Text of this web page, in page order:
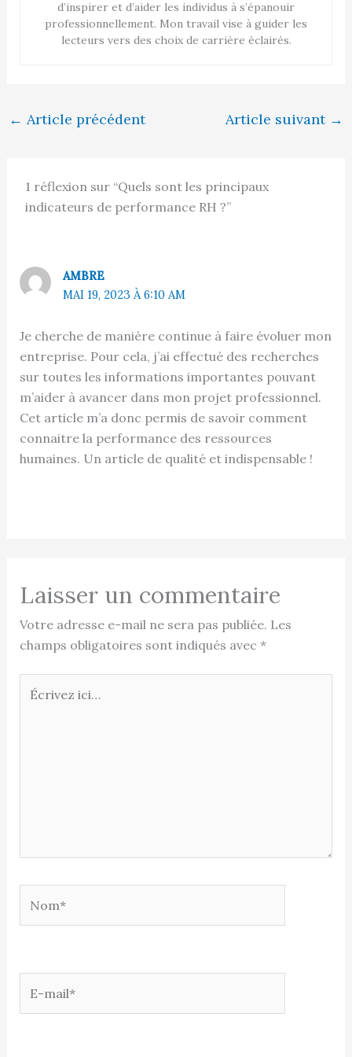
d’inspirer et d’aider les individus à s’épanouir
professionnellement. Mon travail vise à guider les
lecteurs vers des choix de carrière éclairés.
← Article précédent Article suivant →
1 réflexion sur “Quels sont les principaux
indicateurs de performance RH ?”
AMBRE
MAI 19, 2023 À 6:10 AM
Je cherche de manière continue à faire évoluer mon
entreprise. Pour cela, j’ai effectué des recherches
sur toutes les informations importantes pouvant
m’aider à avancer dans mon projet professionnel.
Cet article m’a donc permis de savoir comment
connaitre la performance des ressources
humaines. Un article de qualité et indispensable !
Laisser un commentaire
Votre adresse e-mail ne sera pas publiée. Les
champs obligatoires sont indiqués avec *
Écrivez
ici…
mail*